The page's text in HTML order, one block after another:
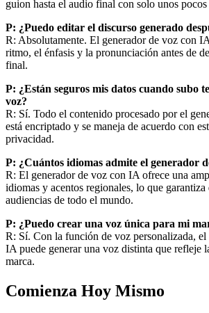
guion hasta el audio final con solo unos pocos
P: ¿Puedo editar el discurso generado
R: Absolutamente. El generador de voz con
ritmo, el énfasis y la pronunciación antes de
final.
P: ¿Están seguros mis datos cuando subo
voz?
R: Sí. Todo el contenido procesado por el
está encriptado y se maneja de acuerdo con
privacidad.
P: ¿Cuántos idiomas admite el generador
R: El generador de voz con IA ofrece una
idiomas y acentos regionales, lo que garantiza
audiencias de todo el mundo.
P: ¿Puedo crear una voz única para mi
R: Sí. Con la función de voz personalizada, el
IA puede generar una voz distinta que refleje
marca.
Comienza Hoy Mismo